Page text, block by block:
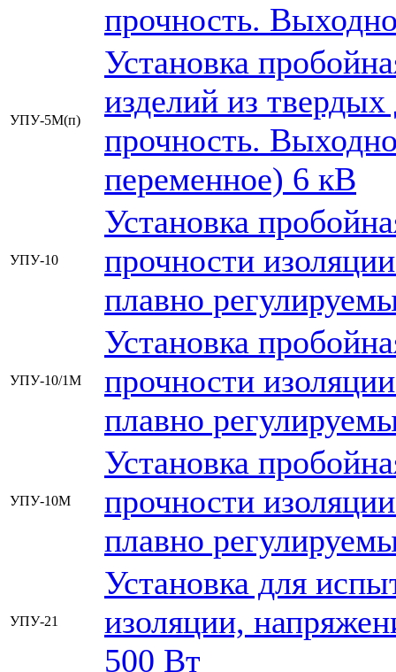
прочность.
УПУ-5М(п)
Установка
изделий из
прочность.
переменное) 6 кВ
УПУ-10
Установка
прочности
плавно
УПУ-10/1М
Установка
прочности
плавно
УПУ-10М
Установка
прочности
плавно
УПУ-21
Установка для
изоляции,
500 Вт